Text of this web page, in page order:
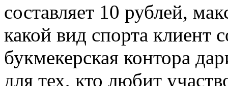
составляет 10 рублей,
какой вид спорта клиент
букмекерская контора
для тех, кто любит